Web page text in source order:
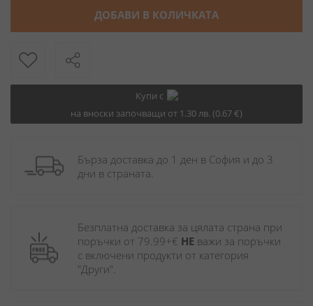
ДОБАВИ В КОЛИЧКАТА
Купи с
на вноски започващи от 1.30 лв. (0.67 €)
Бърза доставка до 1 ден в София и до 3
дни в страната.
Безплатна доставка за цялата страна при
поръчки от 79.99+€ НЕ важи за поръчки
с включени продукти от категория
"Други".